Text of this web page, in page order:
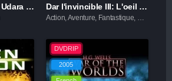
Alien Nation: The Udara Legacy Dar l'invincible III: L'oeil de Braxus
Action, Aventure, Fantastique, Science fiction
DVDRIP
2005